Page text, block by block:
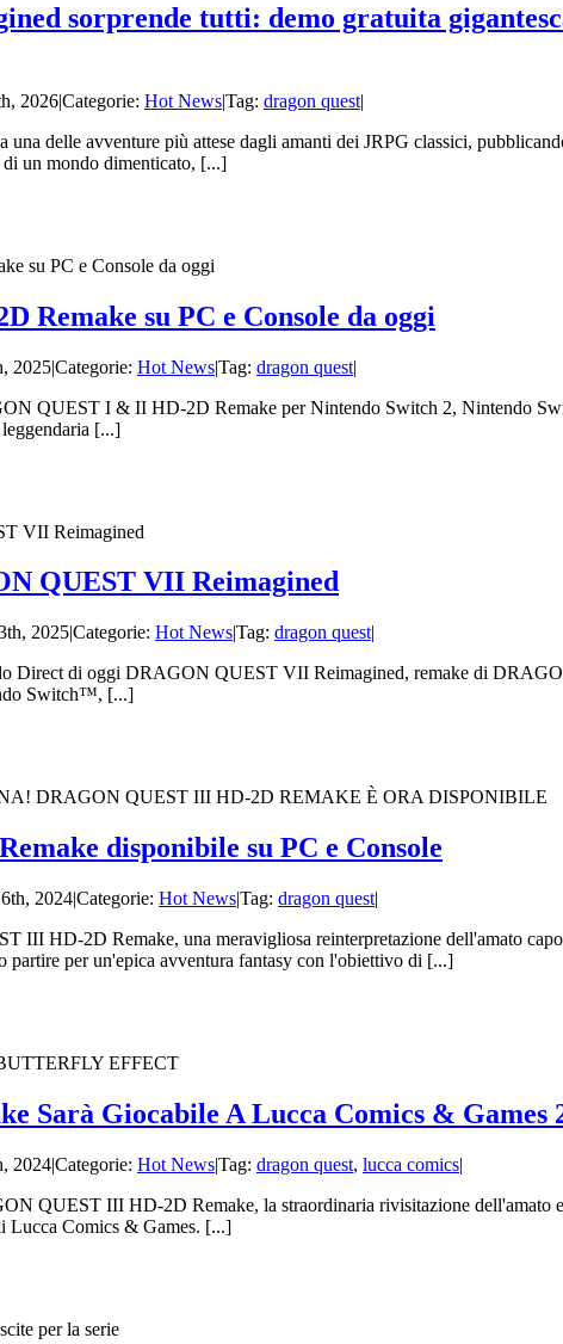
sorprende tutti: demo gratuita
2026|Categorie: Hot News|Tag: dragon quest|
delle avventure più attese dagli amanti dei JRPG classici,
un mondo dimenticato, [...]
Remake su PC e Console da oggi
2025|Categorie: Hot News|Tag: dragon quest|
QUEST I & II HD-2D Remake per Nintendo Switch 2, Nintendo
[...]
QUEST VII Reimagined
2025|Categorie: Hot News|Tag: dragon quest|
Direct di oggi DRAGON QUEST VII Reimagined, remake di
Switch™, [...]
disponibile su PC e Console
2024|Categorie: Hot News|Tag: dragon quest|
III HD-2D Remake, una meravigliosa reinterpretazione dell'amato
partire per un'epica avventura fantasy con l'obiettivo di [...]
Sarà Giocabile A Lucca Comics & Games
2024|Categorie: Hot News|Tag: dragon quest, lucca comics|
QUEST III HD-2D Remake, la straordinaria rivisitazione
Lucca Comics & Games. [...]